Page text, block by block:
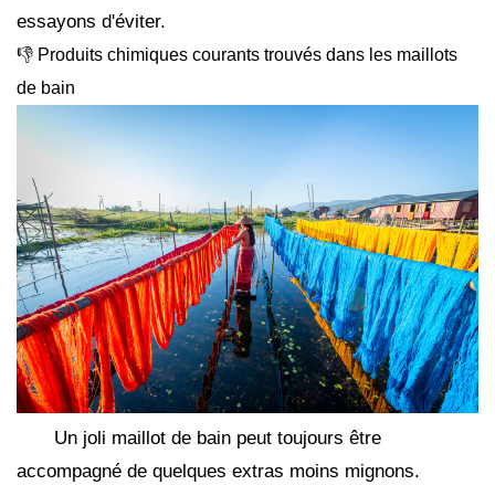
essayons d'éviter.
👎 Produits chimiques courants trouvés dans les maillots
de bain
Un joli maillot de bain peut toujours être
accompagné de quelques extras moins mignons.